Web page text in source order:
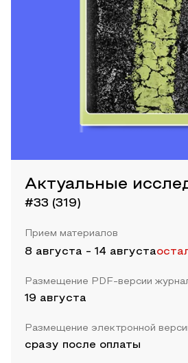
Актуальные
#33 (319)
Прием материалов
8 августа - 14 августа
Размещение PDF-версии
19 августа
Размещение электронной
сразу после оплаты